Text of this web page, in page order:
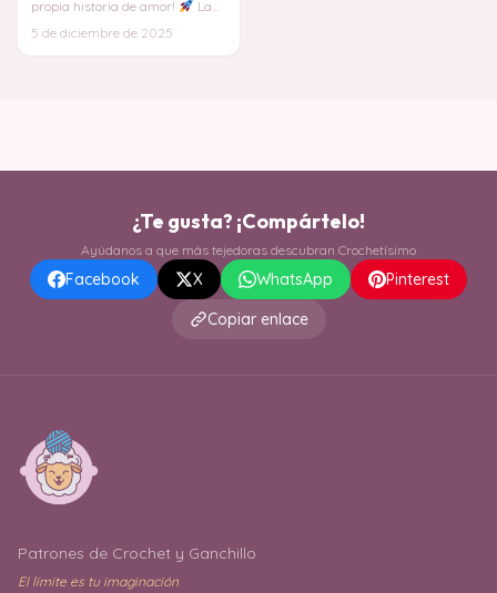
propia historia de amor!
La
la c
5 de diciembre de 2025
¿Te gusta? ¡Compártelo!
Ayúdanos a que más tejedoras descubran Crochetísimo
Facebook X WhatsApp
Pinterest
Copiar enlace
Patrones de Crochet y Ganchillo
El límite es tu imaginación